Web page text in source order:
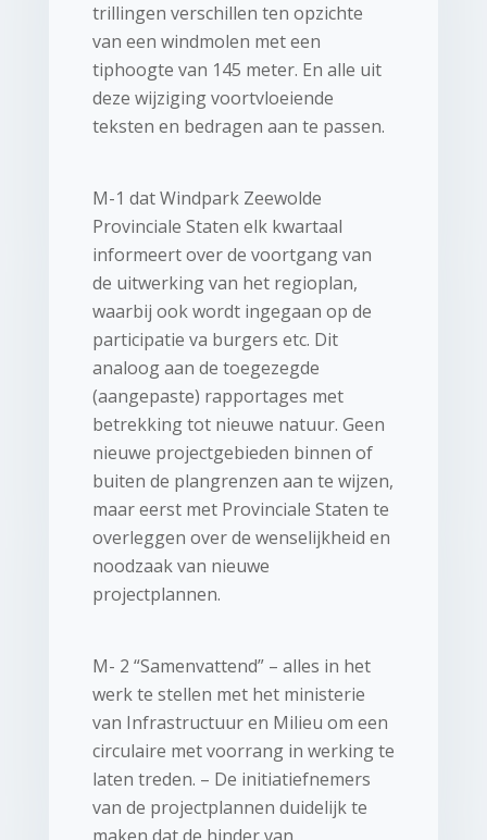
trillingen verschillen ten opzichte
van een windmolen met een
tiphoogte van 145 meter. En alle uit
deze wijziging voortvloeiende
teksten en bedragen aan te passen.
M-1 dat Windpark Zeewolde
Provinciale Staten elk kwartaal
informeert over de voortgang van
de uitwerking van het regioplan,
waarbij ook wordt ingegaan op de
participatie va burgers etc. Dit
analoog aan de toegezegde
(aangepaste) rapportages met
betrekking tot nieuwe natuur. Geen
nieuwe projectgebieden binnen of
buiten de plangrenzen aan te wijzen,
maar eerst met Provinciale Staten te
overleggen over de wenselijkheid en
noodzaak van nieuwe
projectplannen.
M- 2 “Samenvattend” – alles in het
werk te stellen met het ministerie
van Infrastructuur en Milieu om een
circulaire met voorrang in werking te
laten treden. – De initiatiefnemers
van de projectplannen duidelijk te